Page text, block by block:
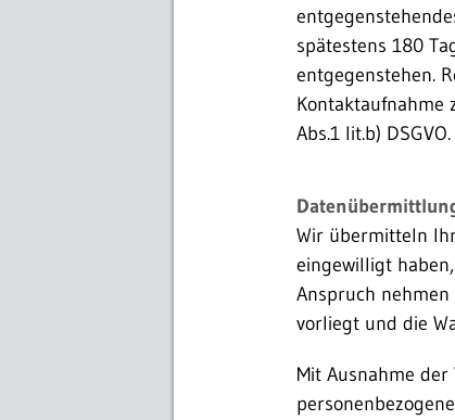
spätestens 180
entgegenstehen.
Kontaktaufnahme
Abs.1 lit.b) DSGVO.
Wir übermitteln
eingewilligt
Anspruch
vorliegt und die
Mit Ausnahme